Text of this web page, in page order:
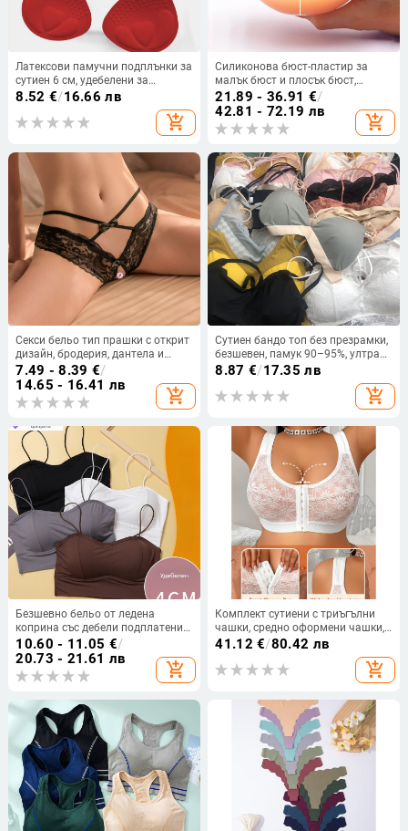
Латексови памучни подплънки за
сутиен 6 см, удебелени за
събиране на малък бюст,
подчертаващи красотата на
гърба, резервни гъбени вложки,
8.52 €/16.66 лв
add_shopping_cart
Силиконова бюст-пластир за
малък бюст и плосък бюст,
удебелен, невидим при носене, за
сватбени фотосесии
21.89 - 36.91 €/
42.81 - 72.19 лв
add_shopping_cart
Секси бельо тип прашки с открит
дизайн, бродерия, дантела и
перли; основна тъкан полиестер
80–90%
7.49 - 8.39 €/
14.65 - 16.41 лв
add_shopping_cart
Сутиен бандо топ без презрамки,
безшевен, памук 90–95%, ултра
тънки формовани чашки,
триъгълни чаши, дължина до
корема
8.87 €/17.35 лв
add_shopping_cart
Безшевно бельо от ледена
коприна със дебели подплатени
чашки, подчертава малък бюст,
потник с презрамки за лято
10.60 - 11.05 €/
20.73 - 21.61 лв
add_shopping_cart
Комплект сутиени с триъгълни
чашки, средно оформени чашки,
акрилна основна материя,
41.12 €/80.42 лв
add_shopping_cart